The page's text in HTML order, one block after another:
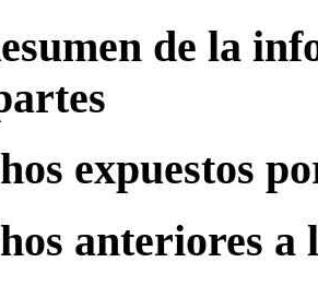
de la
expuestos
anteriores a